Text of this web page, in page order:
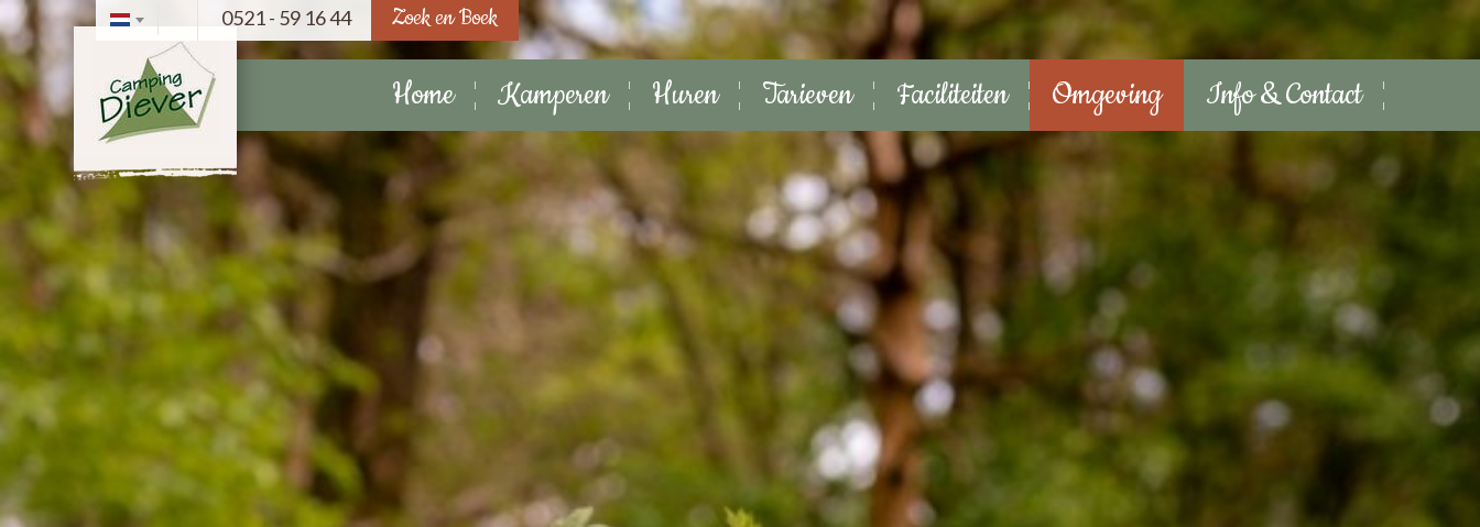
0521 - 59 16 44 Zoek en Boek
Home Kamperen Huren Tarieven Faciliteiten Omgeving Info & Contact